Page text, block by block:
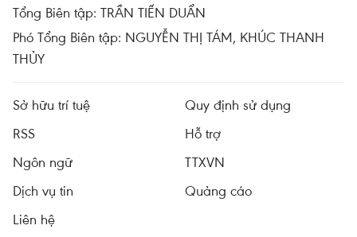
Tổng Biên tập: TRẦN TIẾN DUẨN
Phó Tổng Biên tập: NGUYỄN THỊ TÁM, KHÚC THANH
THỦY
Sở hữu trí tuệ
Quy định sử dụng
RSS
Hỗ trợ
Ngôn ngữ
TTXVN
Dịch vụ tin
Quảng cáo
Liên hệ